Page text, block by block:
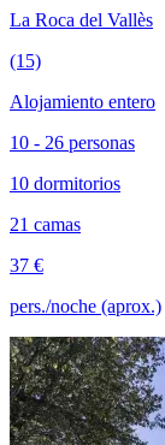
La Roca del Vallès
(15)
Alojamiento entero
10 - 26 personas
10 dormitorios
21 camas
37 €
pers./noche (aprox.)